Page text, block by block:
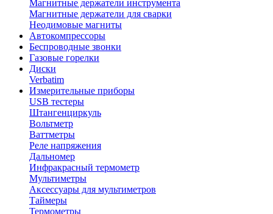
Магнитные держатели инструмента
Магнитные держатели для сварки
Неодимовые магниты
Автокомпрессоры
Беспроводные звонки
Газовые горелки
Диски
Verbatim
Измерительные приборы
USB тестеры
Штангенциркуль
Вольтметр
Ваттметры
Реле напряжения
Дальномер
Инфракрасный термометр
Мультиметры
Аксессуары для мультиметров
Таймеры
Термометры